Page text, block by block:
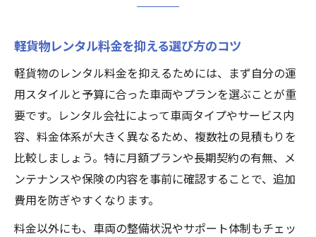
軽貨物レンタル料金を抑える選び方のコツ
軽貨物のレンタル料金を抑えるためには、まず自分の運
用スタイルと予算に合った車両やプランを選ぶことが重
要です。レンタル会社によって車両タイプやサービス内
容、料金体系が大きく異なるため、複数社の見積もりを
比較しましょう。特に月額プランや長期契約の有無、メ
ンテナンスや保険の内容を事前に確認することで、追加
費用を防ぎやすくなります。
料金以外にも、車両の整備状況やサポート体制もチェッ